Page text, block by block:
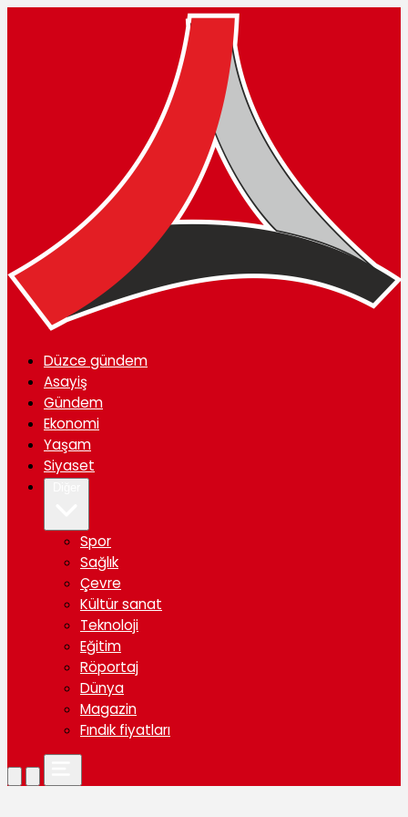
Düzce gündem
Asayiş
Gündem
Ekonomi
Yaşam
Siyaset
Spor
Sağlık
Çevre
Kültür sanat
Teknoloji
Eğitim
Röportaj
Dünya
Magazin
Fındık fiyatları